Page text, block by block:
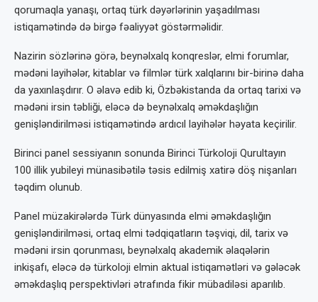
qorumaqla yanaşı, ortaq türk dəyərlərinin yaşadılması
istiqamətində də birgə fəaliyyət göstərməlidir.
Nazirin sözlərinə görə, beynəlxalq konqreslər, elmi forumlar,
mədəni layihələr, kitablar və filmlər türk xalqlarını bir-birinə daha
da yaxınlaşdırır. O əlavə edib ki, Özbəkistanda da ortaq tarixi və
mədəni irsin təbliği, eləcə də beynəlxalq əməkdaşlığın
genişləndirilməsi istiqamətində ardıcıl layihələr həyata keçirilir.
Birinci panel sessiyanın sonunda Birinci Türkoloji Qurultayın
100 illik yubileyi münasibətilə təsis edilmiş xatirə döş nişanları
təqdim olunub.
Panel müzakirələrdə Türk dünyasında elmi əməkdaşlığın
genişləndirilməsi, ortaq elmi tədqiqatların təşviqi, dil, tarix və
mədəni irsin qorunması, beynəlxalq akademik əlaqələrin
inkişafı, eləcə də türkoloji elmin aktual istiqamətləri və gələcək
əməkdaşlıq perspektivləri ətrafında fikir mübadiləsi aparılıb.